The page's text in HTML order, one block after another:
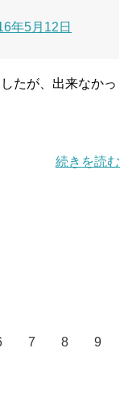
年5月12日
たが、出来なかっ
続きを読む
7 8 9